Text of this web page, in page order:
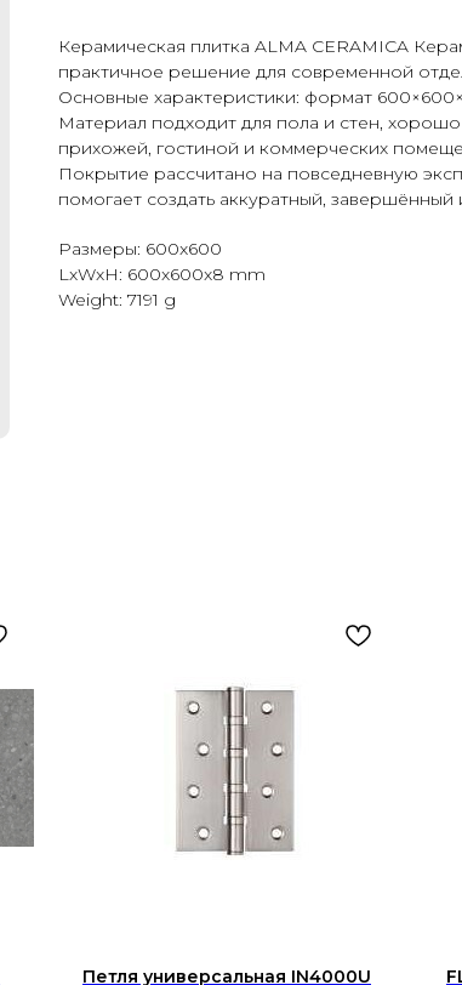
Керамическая плитка ALMA CERAMICA
практичное решение для современной
Основные характеристики: формат
Материал подходит для пола и стен, хорошо
прихожей, гостиной и коммерческих
Покрытие рассчитано на повседневную
помогает создать аккуратный, завершённый
Размеры: 600x600
LxWxH: 600x600x8 mm
Weight: 7191 g
Петля универсальная IN4000U